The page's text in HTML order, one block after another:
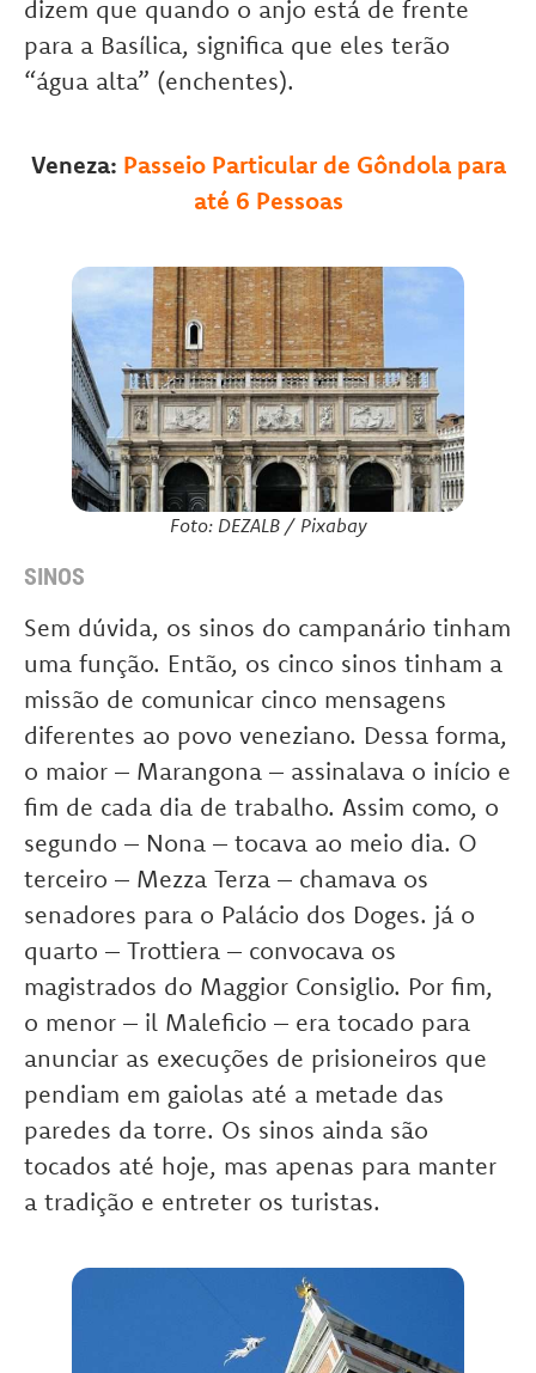
dizem que quando o anjo está de frente
para a Basílica, significa que eles terão
“água alta” (enchentes).
Veneza: Passeio Particular de Gôndola para
até 6 Pessoas
Foto: DEZALB / Pixabay
SINOS
Sem dúvida, os sinos do campanário tinham
uma função. Então, os cinco sinos tinham a
missão de comunicar cinco mensagens
diferentes ao povo veneziano. Dessa forma,
o maior – Marangona – assinalava o início e
fim de cada dia de trabalho. Assim como, o
segundo – Nona – tocava ao meio dia. O
terceiro – Mezza Terza – chamava os
senadores para o Palácio dos Doges. já o
quarto – Trottiera – convocava os
magistrados do Maggior Consiglio. Por fim,
o menor – il Maleficio – era tocado para
anunciar as execuções de prisioneiros que
pendiam em gaiolas até a metade das
paredes da torre. Os sinos ainda são
tocados até hoje, mas apenas para manter
a tradição e entreter os turistas.